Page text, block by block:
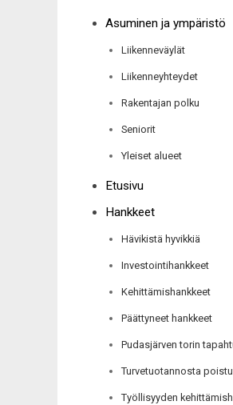
Asuminen ja ympäristö
Liikenneväylät
Liikenneyhteydet
Rakentajan polku
Seniorit
Yleiset alueet
Etusivu
Hankkeet
Hävikistä hyvikkiä
Investointihankkeet
Kehittämishankkeet
Päättyneet hankkeet
Pudasjärven torin
Turvetuotannosta
Työllisyyden